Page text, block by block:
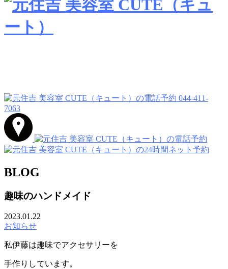
044-411-
7063
BLOG
趣味のハンドメイド
2023.01.22
お知らせ
私伊藤は趣味でアクセサリーを
手作りしています。